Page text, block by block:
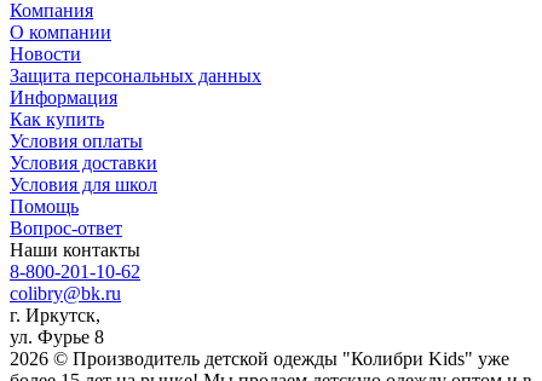
Компания
О компании
Новости
Защита персональных данных
Информация
Как купить
Условия оплаты
Условия доставки
Условия для школ
Помощь
Вопрос-ответ
Наши контакты
8-800-201-10-62
colibry@bk.ru
г. Иркутск,
ул. Фурье 8
2026 © Производитель детской одежды "Колибри Kids" уже